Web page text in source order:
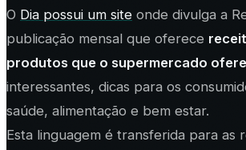
O Dia possui um site onde divulga a
publicação mensal que oferece
produtos que o supermercado
interessantes, dicas para os
saúde, alimentação e bem estar.
Esta linguagem é transferida para as